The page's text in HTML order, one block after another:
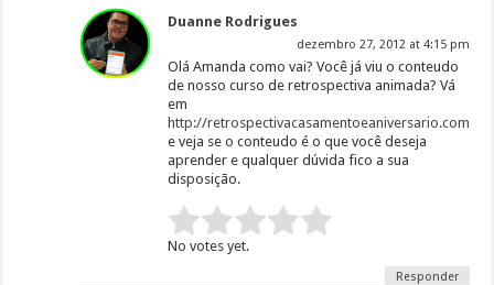
Duanne Rodrigues
dezembro 27, 2012 at 4:15 pm
Olá Amanda como vai? Você já viu o conteudo
de nosso curso de retrospectiva animada? Vá
em
http://retrospectivacasamentoeaniversario.com
e veja se o conteudo é o que você deseja
aprender e qualquer dúvida fico a sua
disposição.
Rate this item:
Submit Rating
No votes yet.
Responder